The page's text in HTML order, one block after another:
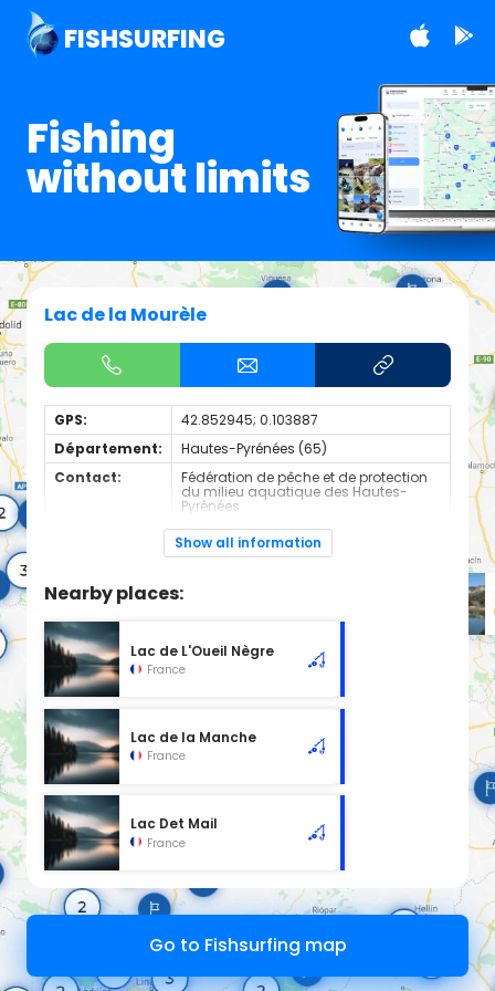
FISHSURFING
Fishing
without limits
Lac de la Mourèle
GPS:
42.852945; 0.103887
Département:
Hautes-Pyrénées (65)
Contact:
Fédération de pêche et de protection
du milieu aquatique des Hautes-
Pyrénées
Truite
Plan d'eau de 1ère catégorie
Show all information
Nearby places:
Lac de L'Oueil Nègre
France
Lac de la Manche
France
Lac Det Mail
France
Go to Fishsurfing map